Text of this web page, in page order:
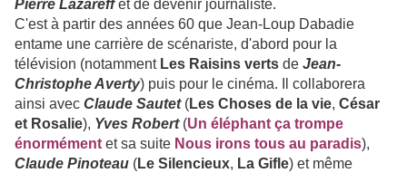
Pierre Lazareff et de devenir journaliste.
C'est à partir des années 60 que Jean-Loup Dabadie
entame une carrière de scénariste, d'abord pour la
télévision (notamment Les Raisins verts de Jean-
Christophe Averty) puis pour le cinéma. Il collaborera
ainsi avec Claude Sautet(Les Choses de la vie, César
et Rosalie), Yves Robert(Un éléphant ça trompe
énormément et sa suite Nous irons tous au paradis),
Claude Pinoteau (Le Silencieux, La Gifle) et même